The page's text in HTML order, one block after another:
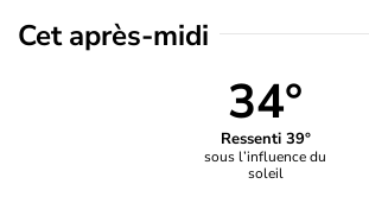
Cet après-midi
34°
Ressenti 39°
sous l’influence du
soleil